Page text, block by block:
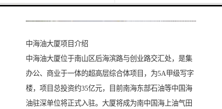
中海油大厦项目介绍
中海油大厦位于南山区后海滨路与创业路交汇处，是集
办公、商业于一体的超高层综合体项目，为5A甲级写字
楼，项目总投资约35亿元，目前南海东部石油等中国海
油驻深单位将正式入驻。大厦将成为南中国海上油气田